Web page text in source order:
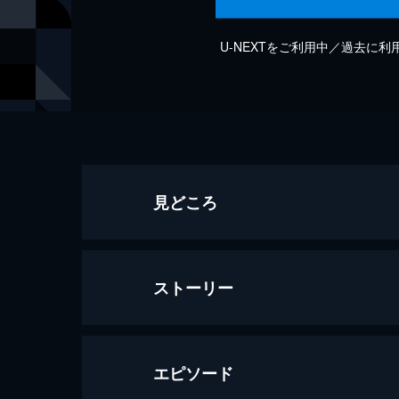
U-NEXTをご利用中／過去に利
見どころ
ストーリー
エピソード